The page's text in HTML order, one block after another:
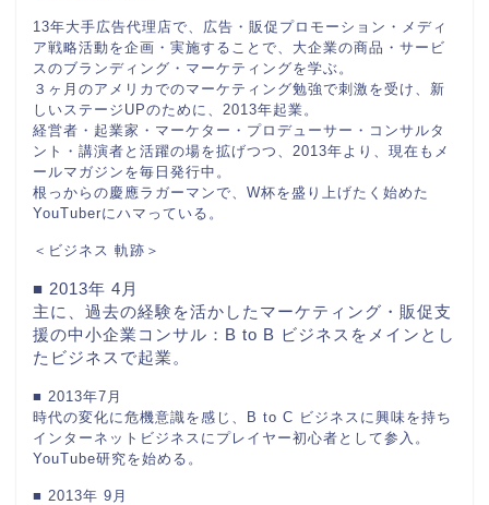
13年大手広告代理店で、広告・販促プロモーション・メディ
ア戦略活動を企画・実施することで、大企業の商品・サービ
スのブランディング・マーケティングを学ぶ。
３ヶ月のアメリカでのマーケティング勉強で刺激を受け、新
しいステージUPのために、2013年起業。
経営者・起業家・マーケター・プロデューサー・コンサルタ
ント・講演者と活躍の場を拡げつつ、2013年より、現在もメ
ールマガジンを毎日発行中。
根っからの慶應ラガーマンで、W杯を盛り上げたく始めた
YouTuberにハマっている。
＜ビジネス 軌跡＞
■ 2013年 4月
主に、過去の経験を活かしたマーケティング・販促支
援の中小企業コンサル：B to B ビジネスをメインとし
たビジネスで起業。
■ 2013年7月
時代の変化に危機意識を感じ、B to C ビジネスに興味を持ち
インターネットビジネスにプレイヤー初心者として参入。
YouTube研究を始める。
■ 2013年 9月